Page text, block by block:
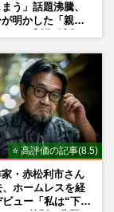
まう」話題沸騰、
明かした「親に
⭐ 高評価の記事(8.5)
家・赤松利市さん
、ホームレスを経
ュー「私は“下級